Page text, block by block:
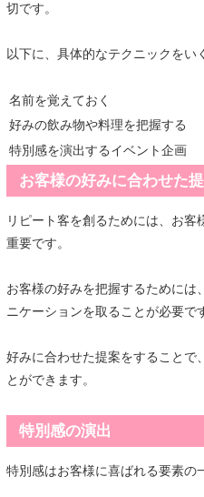
切です。
以下に、具体的なテクニックをい
名前を覚えておく
好みの飲み物や料理を把握する
特別感を演出するイベント企画
お客様の好みに合わせた
リピート客を創るためには、お
重要です。
お客様の好みを把握するためには
ニケーションを取ることが必要で
好みに合わせた提案をすることで
とができます。
特別感の演出
特別感はお客様に喜ばれる要素の